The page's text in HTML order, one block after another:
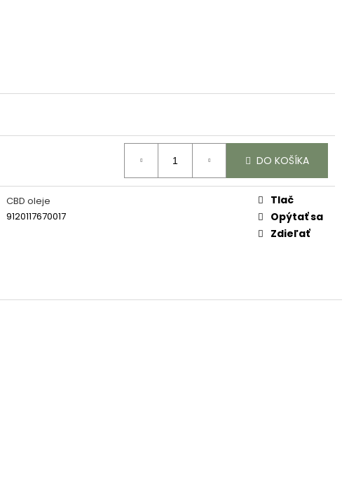
DO KOŠÍKA
CBD oleje
9120117670017
Tlač
Opýtať sa
Zdieľať